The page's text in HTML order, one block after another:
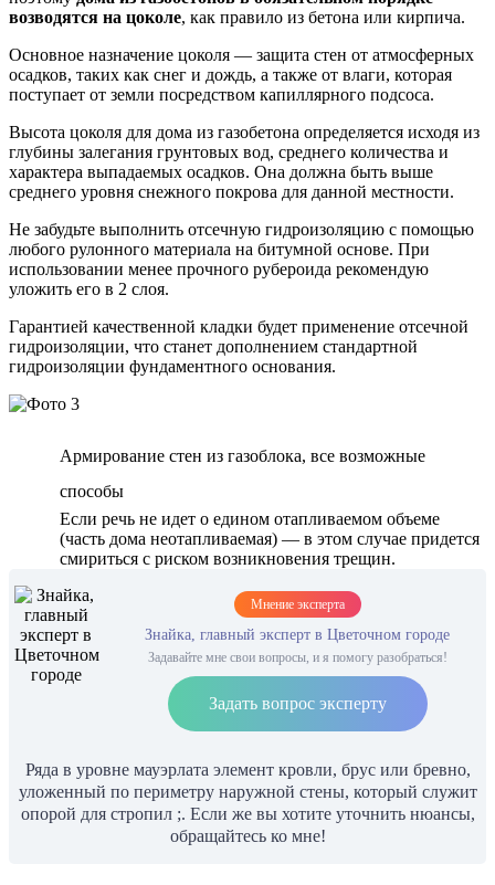
возводятся на цоколе, как правило из бетона или кирпича.
Основное назначение цоколя — защита стен от атмосферных
осадков, таких как снег и дождь, а также от влаги, которая
поступает от земли посредством капиллярного подсоса.
Высота цоколя для дома из газобетона определяется исходя из
глубины залегания грунтовых вод, среднего количества и
характера выпадаемых осадков. Она должна быть выше
среднего уровня снежного покрова для данной местности.
Не забудьте выполнить отсечную гидроизоляцию с помощью
любого рулонного материала на битумной основе. При
использовании менее прочного рубероида рекомендую
уложить его в 2 слоя.
Гарантией качественной кладки будет применение отсечной
гидроизоляции, что станет дополнением стандартной
гидроизоляции фундаментного основания.
Армирование стен из газоблока, все возможные
способы
Если речь не идет о едином отапливаемом объеме
(часть дома неотапливаемая) — в этом случае придется
смириться с риском возникновения трещин.
Мнение эксперта
Знайка, главный эксперт в Цветочном городе
Задавайте мне свои вопросы, и я помогу разобраться!
Задать вопрос эксперту
Ряда в уровне мауэрлата элемент кровли, брус или бревно,
уложенный по периметру наружной стены, который служит
опорой для стропил ;. Если же вы хотите уточнить нюансы,
обращайтесь ко мне!